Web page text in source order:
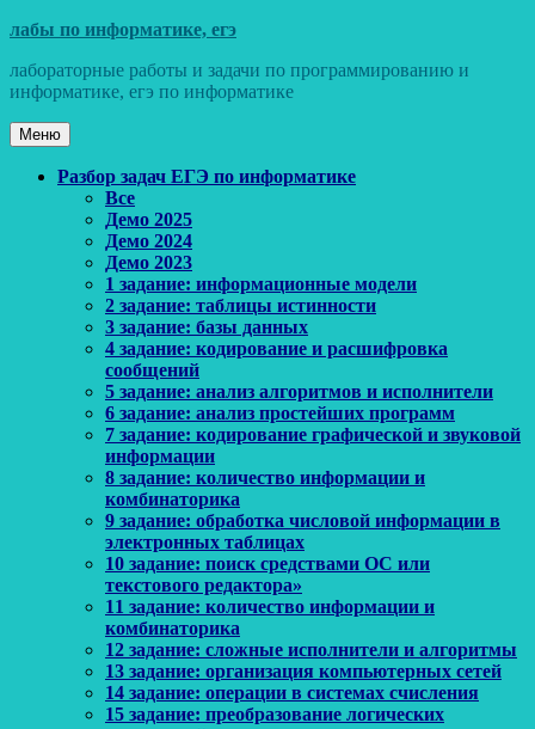
Перейти
содержимому
лабы по информатике, егэ
лабораторные работы и задачи по программированию и
информатике, егэ по информатике
Меню
Основное
Разбор задач ЕГЭ по информатике
Все
Демо 2025
Демо 2024
Демо 2023
1 задание: информационные модели
2 задание: таблицы истинности
3 задание: базы данных
4 задание: кодирование и расшифровка
сообщений
5 задание: анализ алгоритмов и исполнители
6 задание: анализ простейших программ
7 задание: кодирование графической и звуковой
информации
8 задание: количество информации и
комбинаторика
9 задание: обработка числовой информации в
электронных таблицах
10 задание: поиск средствами ОС или
текстового редактора»
11 задание: количество информации и
комбинаторика
12 задание: сложные исполнители и алгоритмы
13 задание: организация компьютерных сетей
14 задание: операции в системах счисления
15 задание: преобразование логических